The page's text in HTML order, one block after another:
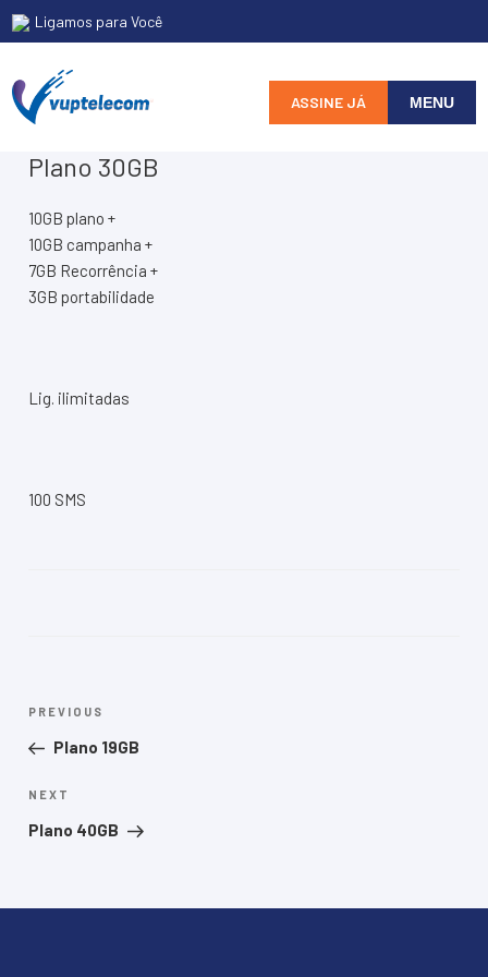
Skip
to
Ligamos para Você
ASSINE JÁ MENU
Plano 30GB
10GB plano +
10GB campanha +
7GB Recorrência +
3GB portabilidade
Lig. ilimitadas
100 SMS
Post
Previous
Post
PREVIOUS
Plano 19GB
Next
Post
NEXT
Plano 40GB